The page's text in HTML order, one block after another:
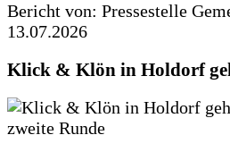
Bericht von: Pressestelle
13.07.2026
Klick & Klön in Holdorf